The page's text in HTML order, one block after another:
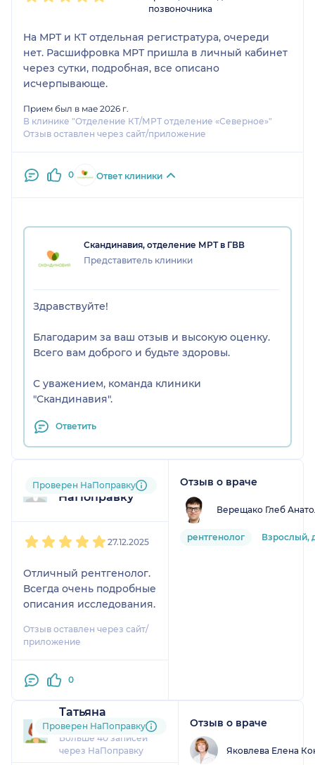
позвоночника
На МРТ и КТ отдельная регистратура, очереди
нет. Расшифровка МРТ пришла в личный кабинет
через сутки, подробная, все описано
исчерпывающе.
Прием был в мае 2026 г.
В клинике "Отделение КТ/МРТ отделение «Северное»"
Отзыв оставлен через сайт/приложение
0 Ответ клиники
Скандинавия, отделение МРТ в ГВВ
Представитель клиники
Здравствуйте!
Благодарим за ваш отзыв и высокую оценку.
Всего вам доброго и будьте здоровы.
С уважением, команда клиники
"Скандинавия".
Ответить
Пользователь
НаПоправку
Проверен НаПоправку
27.12.2025
Отличный рентгенолог.
Всегда очень подробные
описания исследования.
Отзыв оставлен через сайт/
приложение
0
Отзыв о враче
Верещако Глеб
рентгенолог Взрослый,
Татьяна
132 отзыва
Больше 40 записей
через НаПоправку
Проверен НаПоправку Отзыв о враче
Яковлева Елена